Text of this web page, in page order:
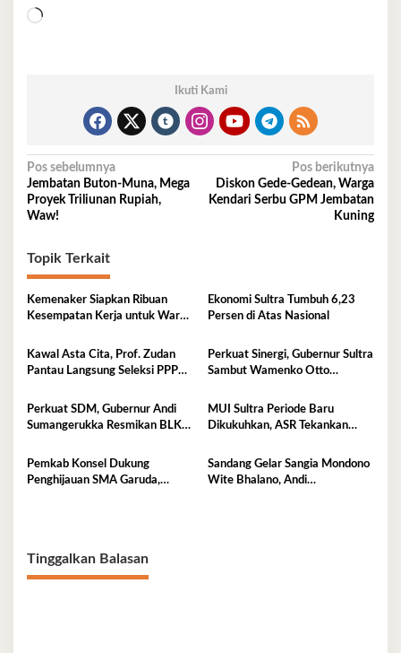
Memuat...
Ikuti Kami
Navigasi
pos
Pos sebelumnya
Jembatan Buton-Muna, Mega
Proyek Triliunan Rupiah,
Waw!
Pos berikutnya
Diskon Gede-Gedean, Warga
Kendari Serbu GPM Jembatan
Kuning
Topik Terkait
Kemenaker Siapkan Ribuan
Kesempatan Kerja untuk Warga
Ekonomi Sultra Tumbuh 6,23
Persen di Atas Nasional
Kawal Asta Cita, Prof. Zudan
Pantau Langsung Seleksi PPPK
Perkuat Sinergi, Gubernur Sultra
Sambut Wamenko Otto
Perkuat SDM, Gubernur Andi
Sumangerukka Resmikan BLK
MUI Sultra Periode Baru
Dikukuhkan, ASR Tekankan
Perkuat Persatuan
Pemkab Konsel Dukung
Penghijauan SMA Garuda,
Sandang Gelar Sangia Mondono
Wite Bhalano, Andi
Tinggalkan Balasan